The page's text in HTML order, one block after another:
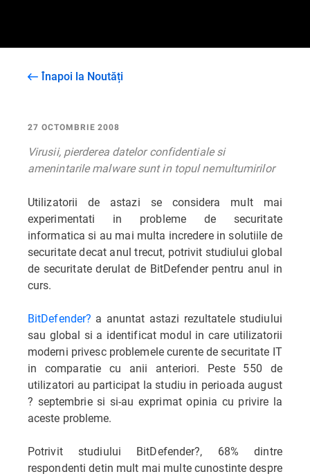
Înapoi la Noutăți
27 OCTOMBRIE 2008
Virusii, pierderea datelor confidentiale si
amenintarile malware sunt in topul nemultumirilor
Utilizatorii de astazi se considera mult mai
experimentati in probleme de securitate
informatica si au mai multa incredere in solutiile de
securitate decat anul trecut, potrivit studiului global
de securitate derulat de BitDefender pentru anul in
curs.
BitDefender? a anuntat astazi rezultatele studiului
sau global si a identificat modul in care utilizatorii
moderni privesc problemele curente de securitate IT
in comparatie cu anii anteriori. Peste 550 de
utilizatori au participat la studiu in perioada august
? septembrie si si-au exprimat opinia cu privire la
aceste probleme.
Potrivit studiului BitDefender?, 68% dintre
respondenti detin mult mai multe cunostinte despre